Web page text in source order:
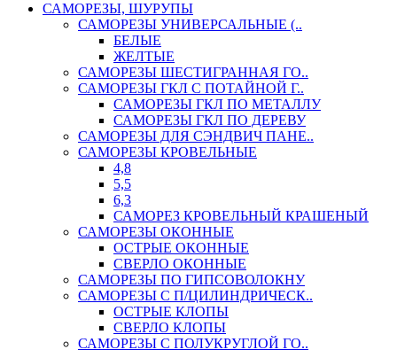
САМОРЕЗЫ, ШУРУПЫ
САМОРЕЗЫ УНИВЕРСАЛЬНЫЕ (..
БЕЛЫЕ
ЖЕЛТЫЕ
САМОРЕЗЫ ШЕСТИГРАННАЯ ГО..
САМОРЕЗЫ ГКЛ С ПОТАЙНОЙ Г..
САМОРЕЗЫ ГКЛ ПО МЕТАЛЛУ
САМОРЕЗЫ ГКЛ ПО ДЕРЕВУ
САМОРЕЗЫ ДЛЯ СЭНДВИЧ ПАНЕ..
САМОРЕЗЫ КРОВЕЛЬНЫЕ
4,8
5,5
6,3
САМОРЕЗ КРОВЕЛЬНЫЙ КРАШЕНЫЙ
САМОРЕЗЫ ОКОННЫЕ
ОСТРЫЕ ОКОННЫЕ
СВЕРЛО ОКОННЫЕ
САМОРЕЗЫ ПО ГИПСОВОЛОКНУ
САМОРЕЗЫ С П/ЦИЛИНДРИЧЕСК..
ОСТРЫЕ КЛОПЫ
СВЕРЛО КЛОПЫ
САМОРЕЗЫ С ПОЛУКРУГЛОЙ ГО..